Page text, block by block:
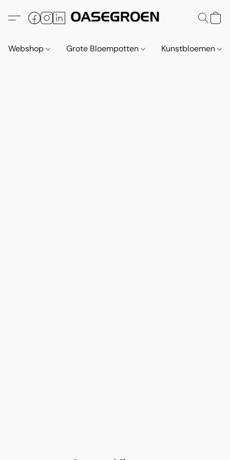
Webshop Grote Bloempotten Kunstbloemen